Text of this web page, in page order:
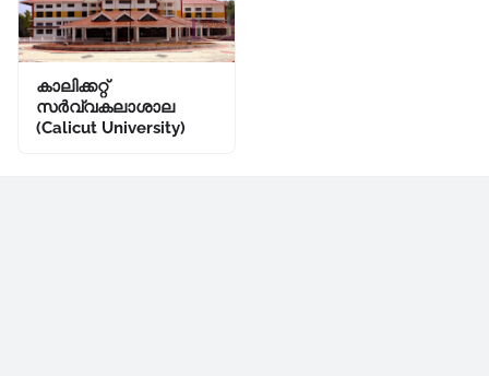
കാലിക്കറ്റ്
സർവ്വകലാശാല
(Calicut University)